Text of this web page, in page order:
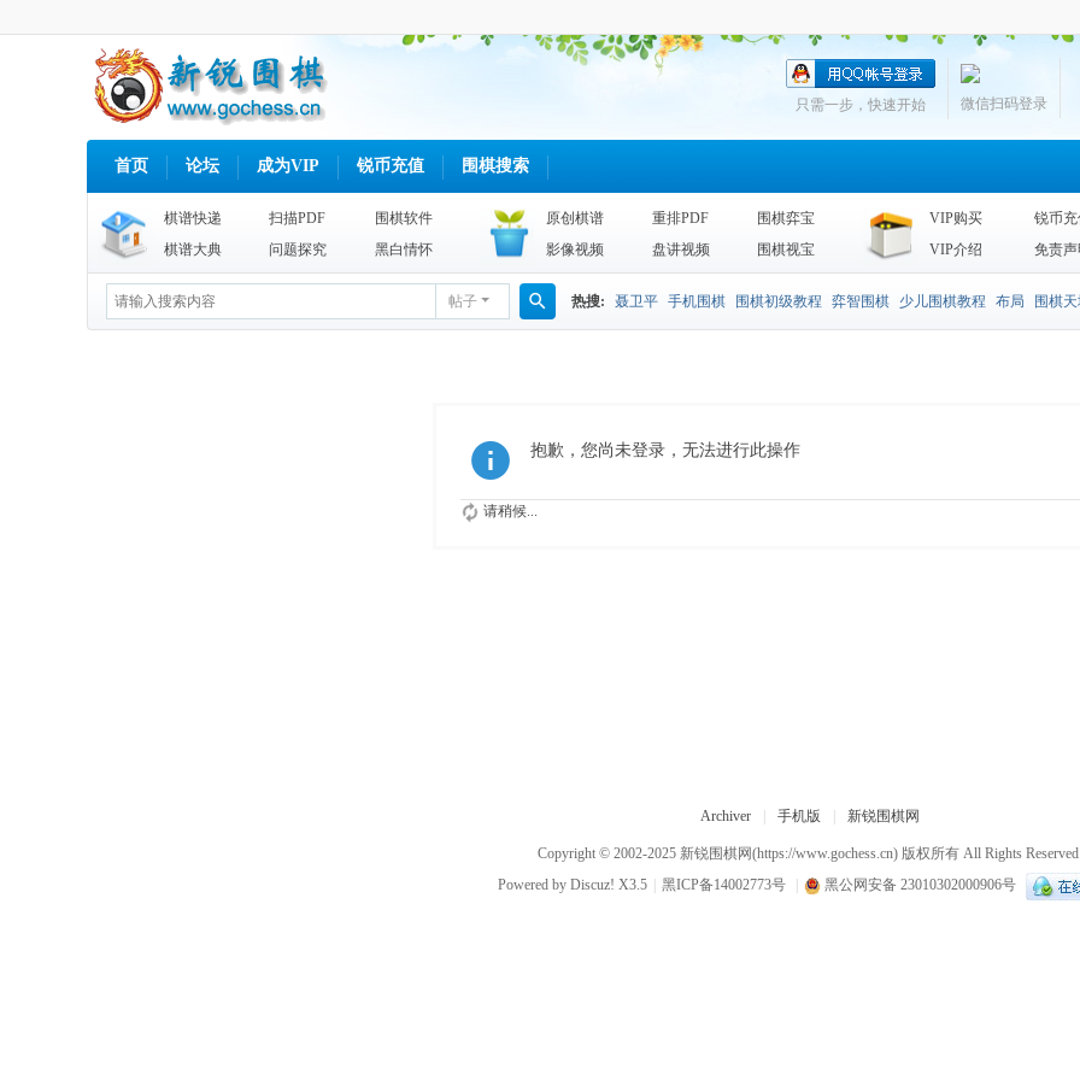
微信扫码登录
只需一步，快速开始
首页 论坛 成为VIP 锐币充值 围棋搜索
棋谱快递 扫描PDF
围棋软件
棋谱大典
问题探究 黑白情怀
原创棋谱 重排PDF
围棋弈宝
影像视频
盘讲视频 围棋视宝
VIP购买
锐币
VIP介绍
免责
帖子
搜
热搜: 聂卫平 手机围棋 围棋初级教程 弈智围棋 少儿围棋教程 布局 围棋
抱歉，您尚未登录，无法进行此操作
请稍候...
Archiver 手机版 新锐围棋网
Copyright © 2002-2025 新锐围棋网(https://www.gochess.cn) 版权所有 All Rights
Powered by Discuz! X3.5 黑ICP备14002773号 黑公网安备 23010302000906号